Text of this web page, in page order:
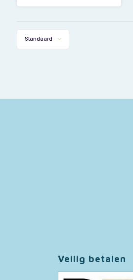
65 cm.
Standaard
Veilig betalen